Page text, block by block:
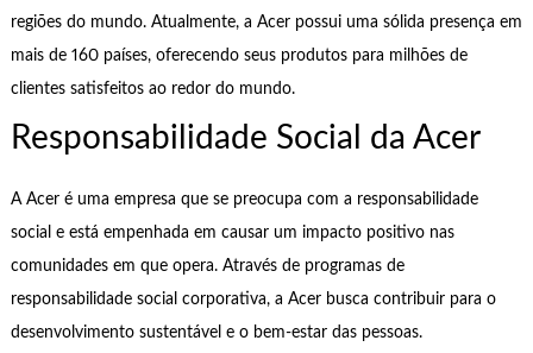
regiões do mundo. Atualmente, a Acer possui uma sólida presença em
mais de 160 países, oferecendo seus produtos para milhões de
clientes satisfeitos ao redor do mundo.
Responsabilidade Social da Acer
A Acer é uma empresa que se preocupa com a responsabilidade
social e está empenhada em causar um impacto positivo nas
comunidades em que opera. Através de programas de
responsabilidade social corporativa, a Acer busca contribuir para o
desenvolvimento sustentável e o bem-estar das pessoas.